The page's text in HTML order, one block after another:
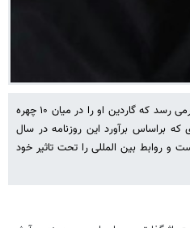
چهارشب مانده است تا روز واقعه. خبرمی رسد که گاردین او را در میان ۱۰ چهره
براساس برآورد این روزنامه در سال
روابط بین المللی را تحت تاثیر خود